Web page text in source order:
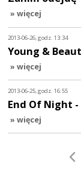
» więcej
2013-06-26, godz. 13:34
Young &
» więcej
2013-06-25, godz. 16:55
End Of Night -
» więcej